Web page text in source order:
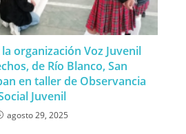
organización Voz Juvenil
de Río Blanco, San
en taller de Observancia
Juvenil
agosto 29, 2025